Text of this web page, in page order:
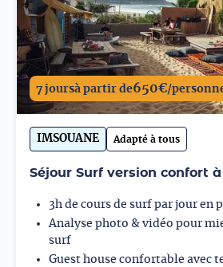
7 joursà partir de650€/
IMSOUANE Adapté à tous
Séjour Surf version confort
3h de cours de surf par jour en
Analyse photo & vidéo pour
surf
Guest house confortable avec